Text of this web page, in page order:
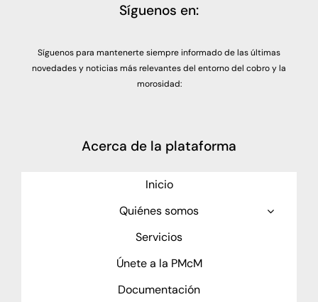
Síguenos en:
Síguenos para mantenerte siempre informado de las últimas
novedades y noticias más relevantes del entorno del cobro y la
morosidad:
Acerca de la plataforma
Inicio
Quiénes somos
Servicios
Únete a la PMcM
Documentación